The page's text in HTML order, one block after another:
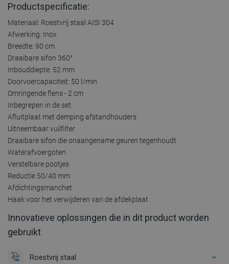
Productspecificatie:
Materiaal: Roestvrij staal AISI 304
Afwerking: Inox
Breedte: 90 cm
Draaibare sifon 360°
Inbouddiepte: 52 mm
Doorvoercapaciteit: 50 l/min
Omringende flens - 2 cm
Inbegrepen in de set:
Afluitplaat met demping afstandhouders
Uitneembaar vuilfilter
Draaibare sifon die onaangename geuren tegenhoudt
Waterafvoergoten
Verstelbare pootjes
Reductie 50/40 mm
Afdichtingsmanchet
Haak voor het verwijderen van de afdekplaat
Innovatieve oplossingen die in dit product worden
gebruikt
Roestvrij staal